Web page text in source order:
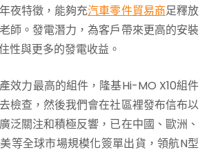
夜特徵，能夠充汽車零件貿易商足釋放
師。發電潛力，為客戶帶來更高的安裝
性與更多的發電收益。
效力最高的組件，隆基Hi-MO X10組件
檢查，然後我們會在社區裡發布信布以
泛關注和積極反響，已在中國、歐洲、
等全球市場規模化簽單出貨，領航N型